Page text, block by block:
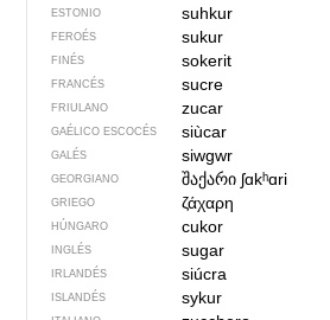
ESTONIO suhkur
FEROÉS sukur
FINÉS sokerit
FRANCÉS sucre
FRIULANO zucar
GAÉLICO ESCOCÉS siùcar
GALÉS siwgwr
GEORGIANO შაქარი ʃɑkʰɑri
GRIEGO ζάχαρη
HÚNGARO cukor
INGLÉS sugar
IRLANDÉS siúcra
ISLANDÉS sykur